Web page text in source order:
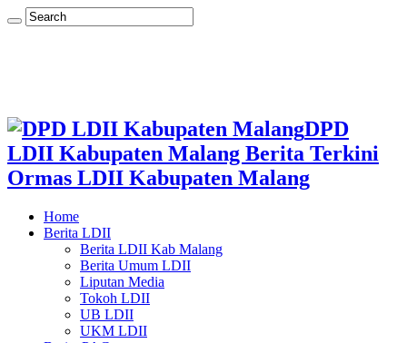
DPD
LDII Kabupaten Malang Berita Terkini
Ormas LDII Kabupaten Malang
Home
Berita LDII
Berita LDII Kab Malang
Berita Umum LDII
Liputan Media
Tokoh LDII
UB LDII
UKM LDII